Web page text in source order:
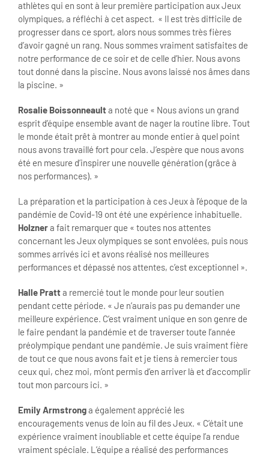
athlètes qui en sont à leur première participation aux Jeux
olympiques, a réfléchi à cet aspect. « Il est très difficile de
progresser dans ce sport, alors nous sommes très fières
d’avoir gagné un rang. Nous sommes vraiment satisfaites de
notre performance de ce soir et de celle d’hier. Nous avons
tout donné dans la piscine. Nous avons laissé nos âmes dans
la piscine. »
Rosalie Boissonneaulta noté que « Nous avions un grand
esprit d’équipe ensemble avant de nager la routine libre. Tout
le monde était prêt à montrer au monde entier à quel point
nous avons travaillé fort pour cela. J’espère que nous avons
été en mesure d’inspirer une nouvelle génération (grâce à
nos performances). »
La préparation et la participation à ces Jeux à l’époque de la
pandémie de Covid-19 ont été une expérience inhabituelle.
Holznera fait remarquer que « toutes nos attentes
concernant les Jeux olympiques se sont envolées, puis nous
sommes arrivés ici et avons réalisé nos meilleures
performances et dépassé nos attentes, c’est exceptionnel ».
Halle Pratta remercié tout le monde pour leur soutien
pendant cette période. « Je n’aurais pas pu demander une
meilleure expérience. C’est vraiment unique en son genre de
le faire pendant la pandémie et de traverser toute l’année
préolympique pendant une pandémie. Je suis vraiment fière
de tout ce que nous avons fait et je tiens à remercier tous
ceux qui, chez moi, m’ont permis d’en arriver là et d’accomplir
tout mon parcours ici. »
Emily Armstronga également apprécié les
encouragements venus de loin au fil des Jeux. « C’était une
expérience vraiment inoubliable et cette équipe l’a rendue
vraiment spéciale. L’équipe a réalisé des performances